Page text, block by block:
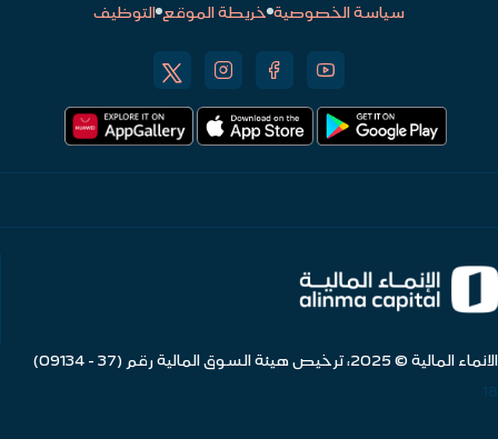
سياسة الخصوصية خريطة الموقع التوظيف
الانماء المالية © 2025، ترخيص هيئة السوق المالية رقم (37 - 09134)